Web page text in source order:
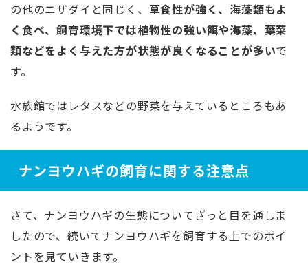
の他のニザダイと同じく、 草食性が強く、海藻類もよ
く食べ、飼育環境下では植物性の強い餌や海藻、葉菜
類などをよく与えた方が状態が良くなることが多いで
す。
水族館ではレタスなどの野菜を与えているところもあ
るようです。
ナンヨウハギの飼育に関する注意点
さて、ナンヨウハギの生態についてざっと目を通しま
したので、続いてナンヨウハギを飼育する上でのポイ
ントを見ていきます。